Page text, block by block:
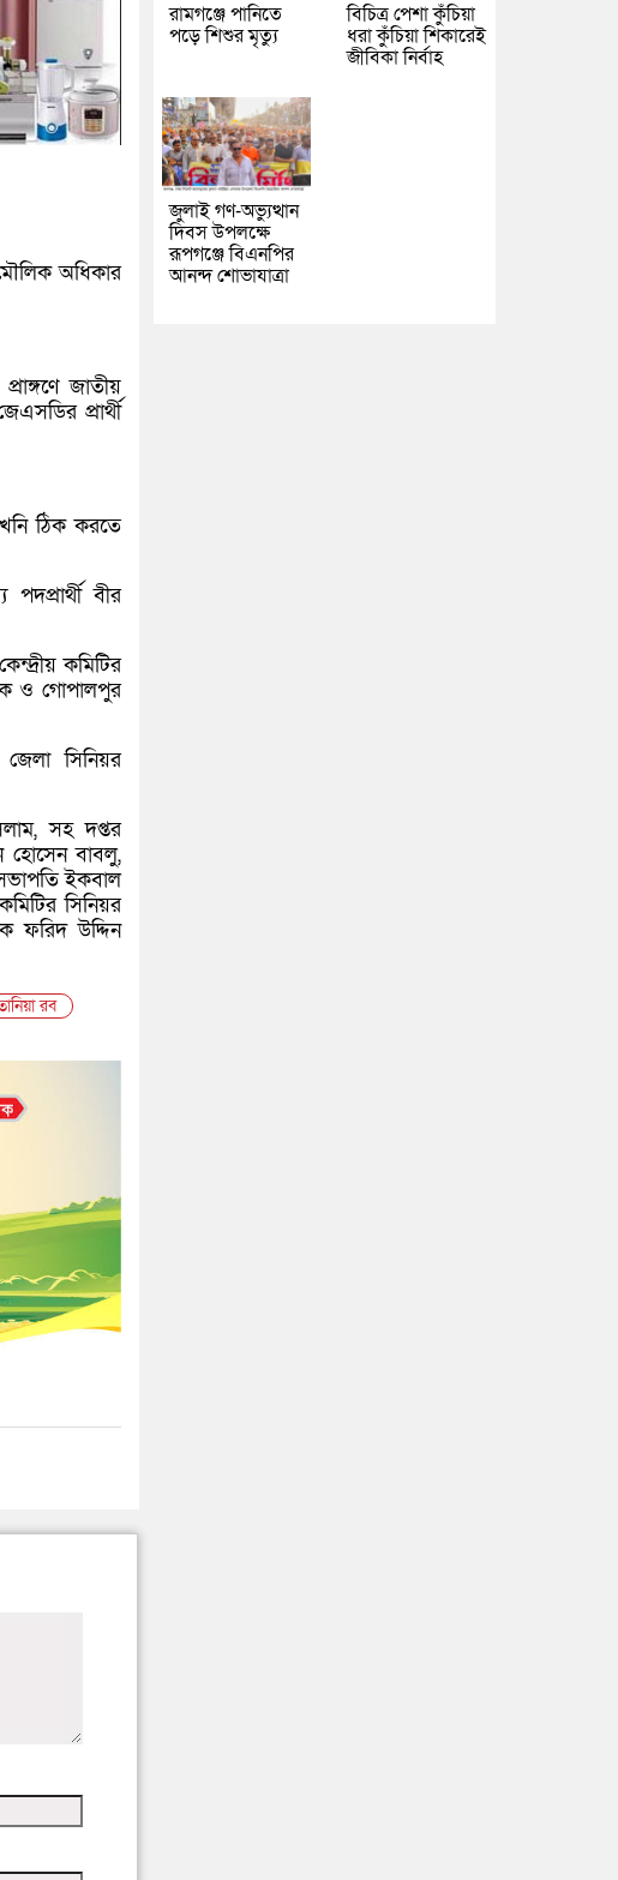
অধিকার
জাতীয়
প্রার্থী
ঠিক করতে
বীর
কমিটির
ও গোপালপুর
সিনিয়র
সহ দপ্তর
হোসেন বাবলু,
ইকবাল
সিনিয়র
ফরিদ উদ্দিন
রব
রামগঞ্জে পানিতে
পড়ে শিশুর মৃত্যু
বিচিত্র পেশা কুঁচিয়া
ধরা কুঁচিয়া শিকারেই
জীবিকা নির্বাহ
জুলাই গণ-অভ্যুত্থান
দিবস উপলক্ষে
রূপগঞ্জে বিএনপির
আনন্দ শোভাযাত্রা